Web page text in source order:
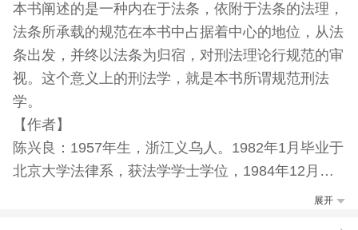
本书阐述的是一种内在于法条，依附于法条的法理，
法条所承载的规范在本书中占据着中心的地位，从法
条出发，并终以法条为归宿，对刑法理论行规范的审
视。这个意义上的刑法学，就是本书所谓规范刑法
学。
【作者】
陈兴良：1957年生，浙江义乌人。1982年1月毕业于
北京大学法律系，获法学学士学位，1984年12月和1
987年12月毕业于中国人民大学法律系刑法专业，分
展开